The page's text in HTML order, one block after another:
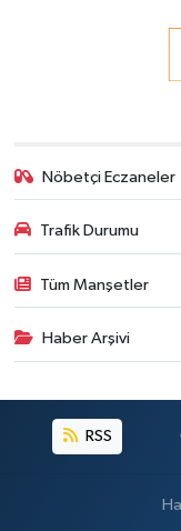
Nöbetçi Eczaneler
Trafik Durumu
Tüm Manşetler
Haber Arşivi
RSS